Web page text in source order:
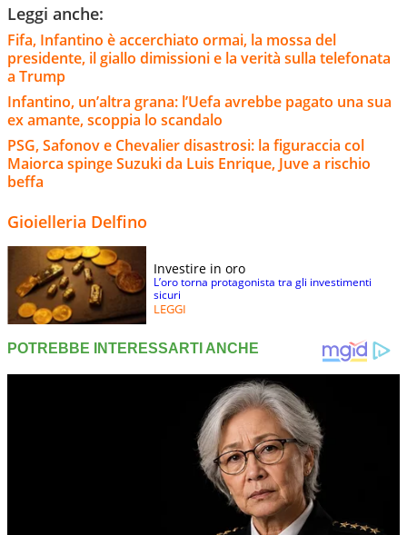
Leggi anche:
Fifa, Infantino è accerchiato ormai, la mossa del
presidente, il giallo dimissioni e la verità sulla telefonata
a Trump
Infantino, un’altra grana: l’Uefa avrebbe pagato una sua
ex amante, scoppia lo scandalo
PSG, Safonov e Chevalier disastrosi: la figuraccia col
Maiorca spinge Suzuki da Luis Enrique, Juve a rischio
beffa
Gioielleria Delfino
Investire in oro
L’oro torna protagonista tra gli investimenti
sicuri
LEGGI